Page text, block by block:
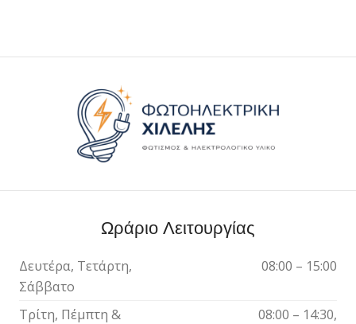
Ωράριο Λειτουργίας
Δευτέρα, Τετάρτη,
Σάββατο
08:00 – 15:00
Τρίτη, Πέμπτη &
08:00 – 14:30,